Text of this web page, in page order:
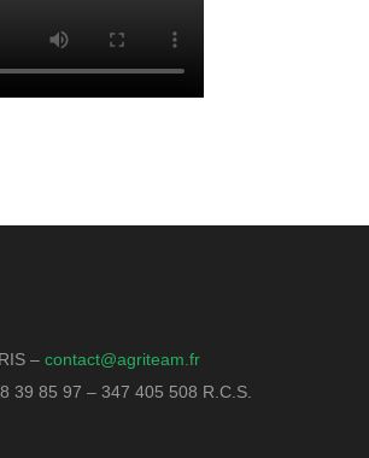
– contact@agriteam.fr
39 85 97 – 347 405 508 R.C.S.